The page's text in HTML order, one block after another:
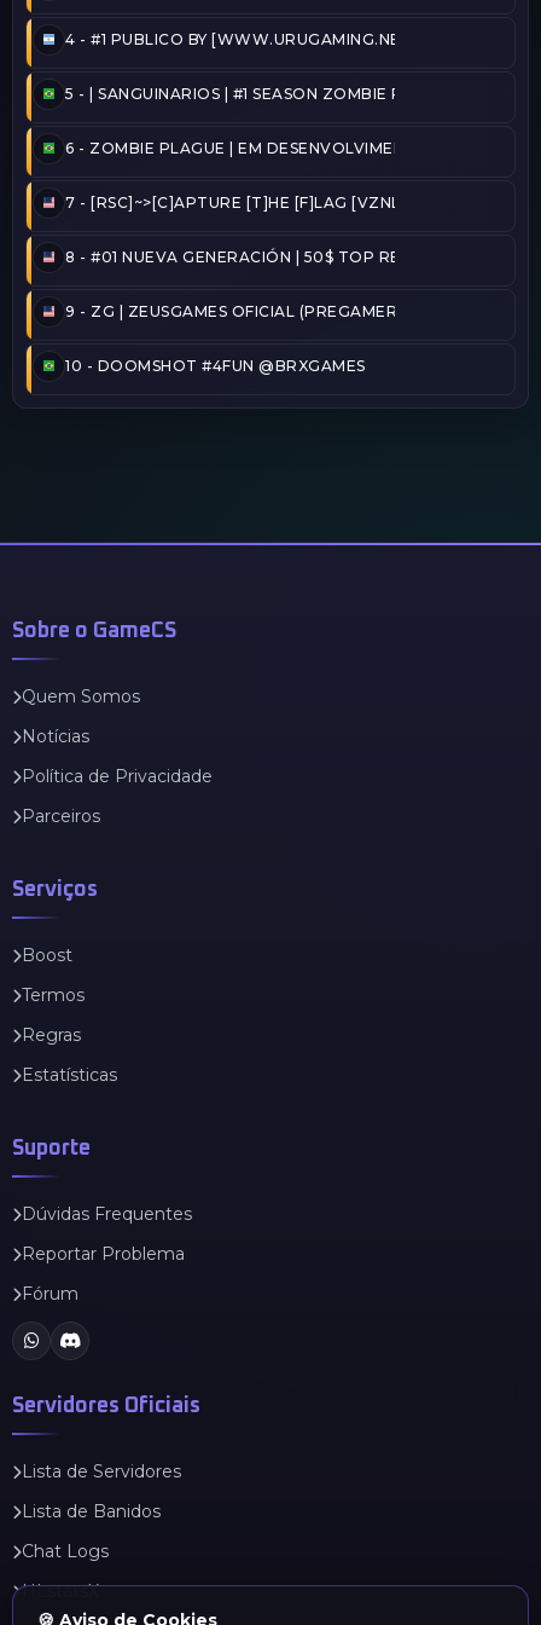
4 - #1 PUBLICO BY [WWW.URUGAMING.NET]
5 - | SANGUINARIOS | #1 SEASON ZOMBIE PLAGUE@2026/
6 - ZOMBIE PLAGUE | EM DESENVOLVIMENTO
7 - [RSC]~>[C]APTURE [T]HE [F]LAG [VZNLA]
8 - #01 NUEVA GENERACIÓN | 50$ TOP REINICIADO
9 - ZG | ZEUSGAMES OFICIAL (PREGAMER)
10 - DOOMSHOT #4FUN @BRXGAMES
Sobre o GameCS
Quem Somos
Notícias
Política de Privacidade
Parceiros
Serviços
Boost
Termos
Regras
Estatísticas
Suporte
Dúvidas Frequentes
Reportar Problema
Fórum
Servidores Oficiais
Lista de Servidores
Lista de Banidos
Chat Logs
HLstatsX
🍪 Aviso de Cookies